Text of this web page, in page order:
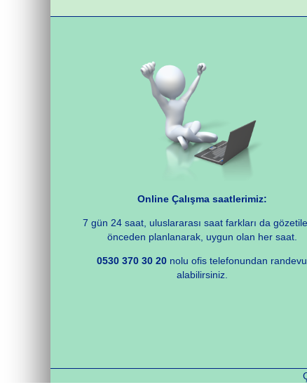
Online Çalışma saatlerimiz:
7 gün 24 saat, uluslararası saat farkları da
önceden planlanarak, uygun olan her saat.
0530 370 30 20 nolu ofis telefonundan randevu
alabilirsiniz.